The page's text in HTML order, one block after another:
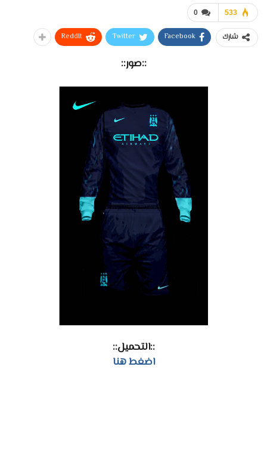
0 533
شارك Facebook
Twitter
ReddIt
::صور::
::التحميل::
اضغط هنا